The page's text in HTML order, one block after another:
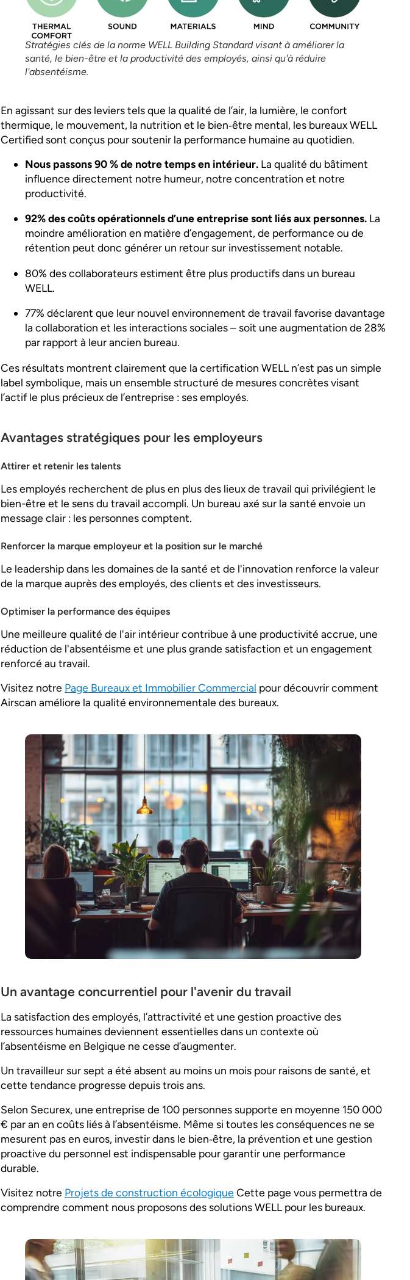
Stratégies clés de la norme WELL Building Standard visant à améliorer la
santé, le bien-être et la productivité des employés, ainsi qu'à réduire
l'absentéisme.
En agissant sur des leviers tels que la qualité de l’air, la lumière, le confort
thermique, le mouvement, la nutrition et le bien‑être mental, les bureaux WELL
Certified sont conçus pour soutenir la performance humaine au quotidien.
Nous passons 90 % de notre temps en intérieur. La qualité du bâtiment
influence directement notre humeur, notre concentration et notre
productivité.
92% des coûts opérationnels d’une entreprise sont liés aux personnes. La
moindre amélioration en matière d’engagement, de performance ou de
rétention peut donc générer un retour sur investissement notable.
80% des collaborateurs estiment être plus productifs dans un bureau
WELL.
77% déclarent que leur nouvel environnement de travail favorise davantage
la collaboration et les interactions sociales – soit une augmentation de 28%
par rapport à leur ancien bureau.
Ces résultats montrent clairement que la certification WELL n’est pas un simple
label symbolique, mais un ensemble structuré de mesures concrètes visant
l’actif le plus précieux de l’entreprise : ses employés.
Avantages stratégiques pour les employeurs
Attirer et retenir les talents
Les employés recherchent de plus en plus des lieux de travail qui privilégient le
bien-être et le sens du travail accompli. Un bureau axé sur la santé envoie un
message clair : les personnes comptent.
Renforcer la marque employeur et la position sur le marché
Le leadership dans les domaines de la santé et de l'innovation renforce la valeur
de la marque auprès des employés, des clients et des investisseurs.
Optimiser la performance des équipes
Une meilleure qualité de l'air intérieur contribue à une productivité accrue, une
réduction de l'absentéisme et une plus grande satisfaction et un engagement
renforcé au travail.
Visitez notre Page Bureaux et Immobilier Commercial pour découvrir comment
Airscan améliore la qualité environnementale des bureaux.
Un avantage concurrentiel pour l'avenir du travail
La satisfaction des employés, l’attractivité et une gestion proactive des
ressources humaines deviennent essentielles dans un contexte où
l’absentéisme en Belgique ne cesse d’augmenter.
Un travailleur sur sept a été absent au moins un mois pour raisons de santé, et
cette tendance progresse depuis trois ans.
Selon Securex, une entreprise de 100 personnes supporte en moyenne 150 000
€ par an en coûts liés à l’absentéisme. Même si toutes les conséquences ne se
mesurent pas en euros, investir dans le bien‑être, la prévention et une gestion
proactive du personnel est indispensable pour garantir une performance
durable.
Visitez notre Projets de construction écologique Cette page vous permettra de
comprendre comment nous proposons des solutions WELL pour les bureaux.